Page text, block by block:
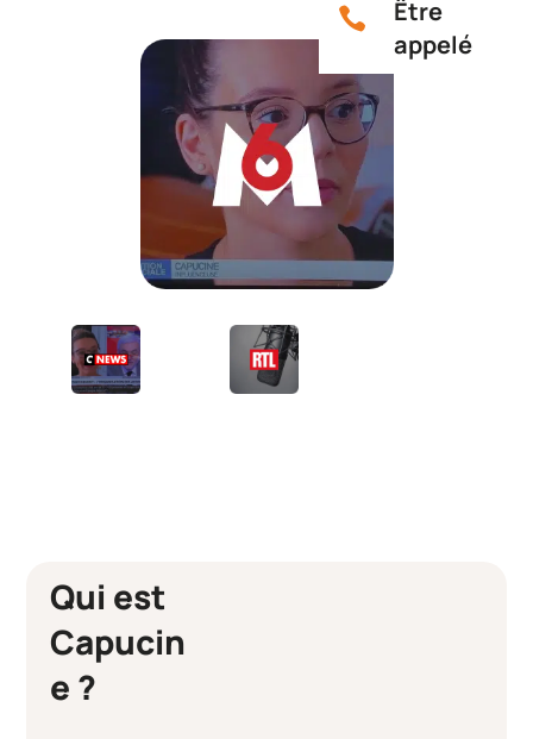

Être
appelé
Qui est
Capucin
e ?